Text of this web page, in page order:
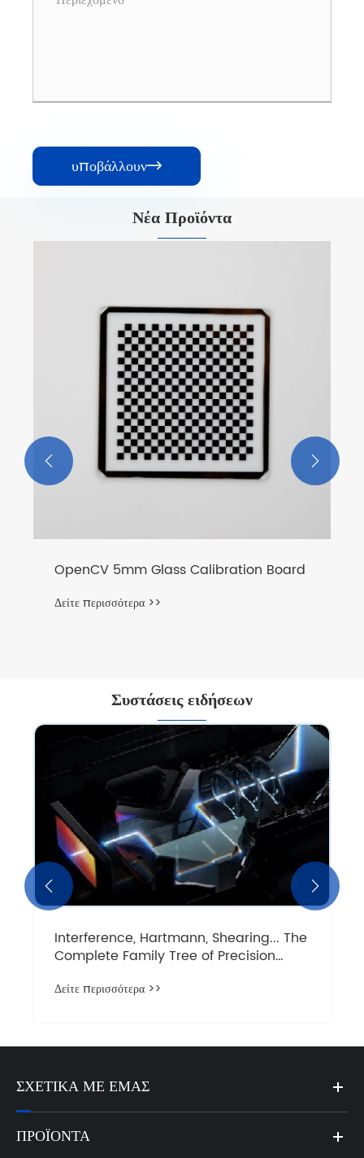
υποβάλλουν
Νέα Προϊόντα
OpenCV 5mm Glass Calibration Board
Δείτε περισσότερα >>
 
Συστάσεις ειδήσεων
Interference, Hartmann, Shearing... The
Complete Family Tree of Precision
Disadvantages, and Selection Guide
Δείτε περισσότερα >>
 
ΣΧΕΤΙΚΆ ΜΕ ΕΜΆΣ
ΠΡΟΪΌΝΤΑ